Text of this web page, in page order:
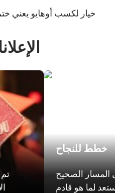
خيار لكسب أوهايو يعني
خطط للنجاح
المسار الصحيح